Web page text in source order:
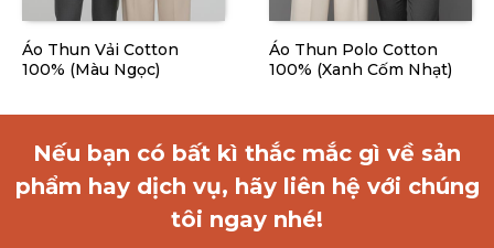
Áo Thun Vải Cotton
100% (Màu Ngọc)
Áo Thun Polo Cotton
100% (Xanh Cốm Nhạt)
Nếu bạn có bất kì thắc mắc gì về sản
phẩm hay dịch vụ, hãy liên hệ với chúng
tôi ngay nhé!